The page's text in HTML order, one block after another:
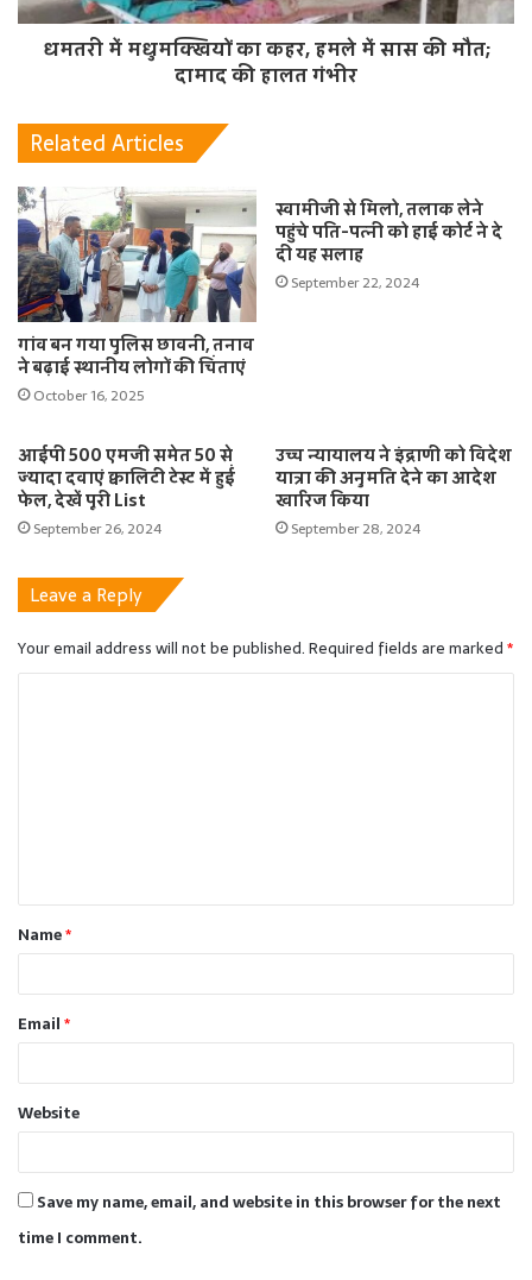
धमतरी में मधुमक्खियों का कहर, हमले में सास की मौत;
दामाद की हालत गंभीर
Related Articles
गांव बन गया पुलिस छावनी, तनाव
ने बढ़ाई स्थानीय लोगों की चिंताएं
October 16, 2025
स्वामीजी से मिलो, तलाक लेने
पहुंचे पति-पत्नी को हाई कोर्ट ने दे
दी यह सलाह
September 22, 2024
आईपी 500 एमजी समेत 50 से
ज्यादा दवाएं क्वालिटी टेस्ट में हुईं
फेल, देखें पूरी List
September 26, 2024
उच्च न्यायालय ने इंद्राणी को विदेश
यात्रा की अनुमति देने का आदेश
खारिज किया
September 28, 2024
Leave a Reply
Your email address will not be published.Required fields are marked*
t
*Name*
Email*
Website
Save my name, email, and website in this browser for the next
time I comment.